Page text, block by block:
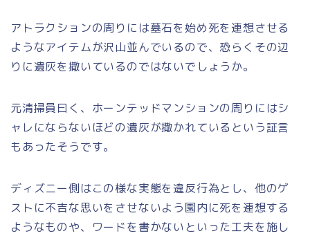
アトラクションの周りには墓石を始め死を連想させる
ようなアイテムが沢山並んでいるので、恐らくその辺
りに遺灰を撒いているのではないでしょうか。
元清掃員曰く、ホーンテッドマンションの周りにはシ
ャレにならないほどの遺灰が撒かれているという証言
もあったそうです。
ディズニー側はこの様な実態を違反行為とし、他のゲ
ストに不吉な思いをさせないよう園内に死を連想する
ようなものや、ワードを書かないといった工夫を施し